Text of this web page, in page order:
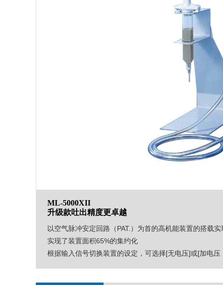
ML-5000XII
升级款吐出精度更卓越
以空气脉冲安定回路（PAT.）为首的高机能装置的搭载
实现了装置面积65%的集约化
根据输入信号切换装置的设定，可选择[无电压]或[加电压